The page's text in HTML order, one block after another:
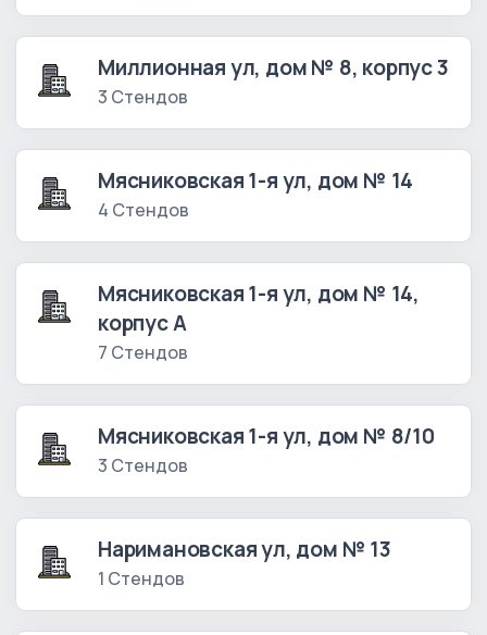
Миллионная ул, дом № 8, корпус 3
3 Стендов
Мясниковская 1-я ул, дом № 14
4 Стендов
Мясниковская 1-я ул, дом № 14,
корпус А
7 Стендов
Мясниковская 1-я ул, дом № 8/10
3 Стендов
Наримановская ул, дом № 13
1 Стендов